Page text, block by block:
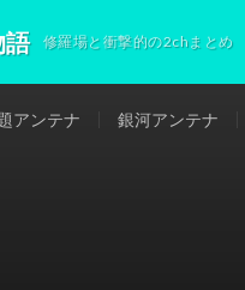
語 修羅場と衝撃的の2chまとめ
アンテナ 銀河アンテナ